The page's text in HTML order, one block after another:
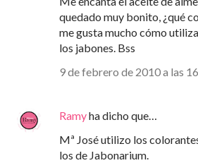
quedado muy bonito, ¿qué
me gusta mucho cómo
los jabones. Bss
9 de febrero de 2010 a las
Ramyha dicho que…
Mª José utilizo los
los de Jabonarium.